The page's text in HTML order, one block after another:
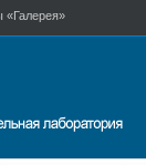
«Галерея»